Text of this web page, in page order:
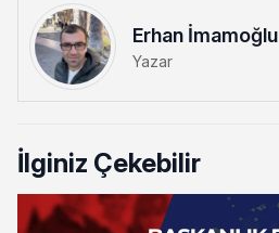
Erhan İmamoğlu
Yazar
İlginiz Çekebilir